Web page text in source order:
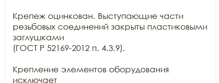
Крепеж оцинкован. Выступающие части
резьбовых соединений закрыты пластиковыми
заглушками
(ГОСТ Р 52169-2012 п. 4.3.9).
Крепление элементов оборудования
исключает